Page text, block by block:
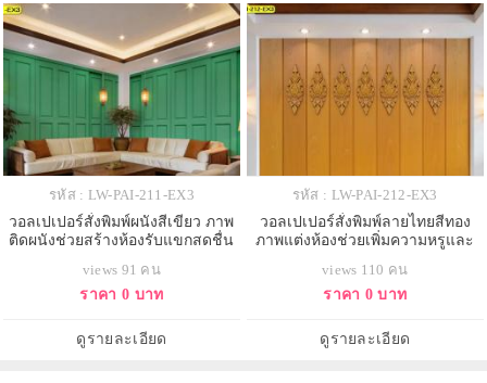
รหัส : LW-PAI-211-EX3
วอลเปเปอร์สั่งพิมพ์ผนังสีเขียว ภาพ
ติดผนังช่วยสร้างห้องรับแขกสดชื่น
views 91 คน
ราคา 0 บาท
ดูรายละเอียด
รหัส : LW-PAI-212-EX3
วอลเปเปอร์สั่งพิมพ์ลายไทยสีทอง
ภาพแต่งห้องช่วยเพิ่มความหรูและ
views 110 คน
ราคา 0 บาท
ดูรายละเอียด